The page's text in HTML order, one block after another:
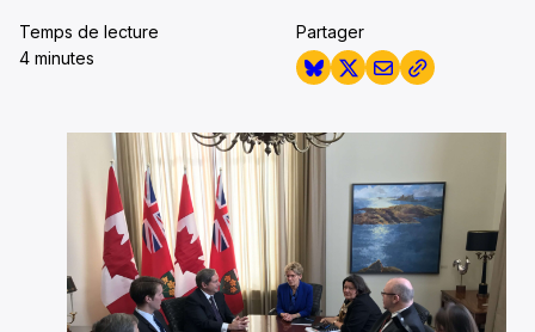
Temps de lecture
4 minutes
Partager